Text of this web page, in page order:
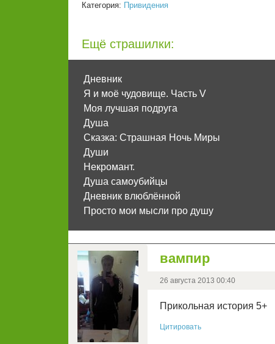
Категория: Привидения
Ещё страшилки:
Дневник
Я и моё чудовище. Часть V
Моя лучшая подруга
Душа
Сказка: Страшная Ночь Миры
Души
Некромант.
Душа самоубийцы
Дневник влюблённой
Просто мои мысли про душу
вампир
26 августа 2013 00:40
Прикольная история 5+
Цитировать